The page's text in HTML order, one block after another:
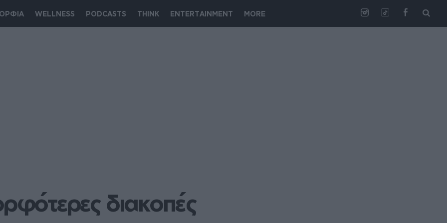
WELLNESS PODCASTS THINK ENTERTAINMENT MORE
διακοπές